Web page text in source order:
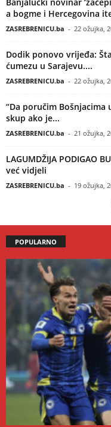
Banjalučki novinar
a bogme i Hercegovina
ZASREBRENICU.ba - 22 ožujka,
Dodik ponovo vrijeđa:
ćumezu u Sarajevu....
ZASREBRENICU.ba - 22 ožujka,
“Da poručim Bošnjacima
skup ako je...
ZASREBRENICU.ba - 21 ožujka,
LAGUMDŽIJA PODIGAO
već vidjeli
ZASREBRENICU.ba - 19 ožujka,
POPULARNO